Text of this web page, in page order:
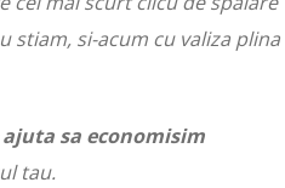
stiam, si-acum cu valiza plina
sa economisim
tau.